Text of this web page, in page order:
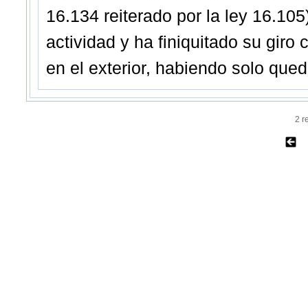
16.134 reiterado por la ley
actividad y ha finiquitado su giro
en el exterior, habiendo solo
2